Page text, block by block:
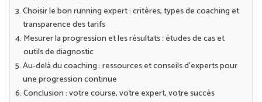
Choisir le bon running expert : critères, types de coaching et
transparence des tarifs
Mesurer la progression et les résultats : études de cas et
outils de diagnostic
Au-delà du coaching : ressources et conseils d’experts pour
une progression continue
Conclusion : votre course, votre expert, votre succès